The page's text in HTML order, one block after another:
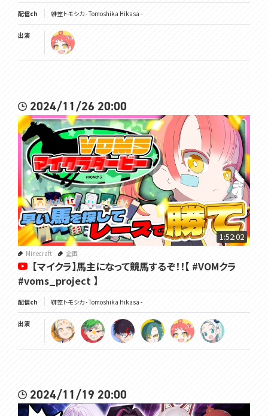
配信ch 緋笠トモシカ - Tomoshika Hikasa -
出演
2024/11/26 20:00
1:52:02
Minecraft 企画
【マイクラ】馬主になって競馬するぞ！！【 #VOMクラ
#voms_project 】
配信ch 緋笠トモシカ - Tomoshika Hikasa -
出演
2024/11/19 20:00